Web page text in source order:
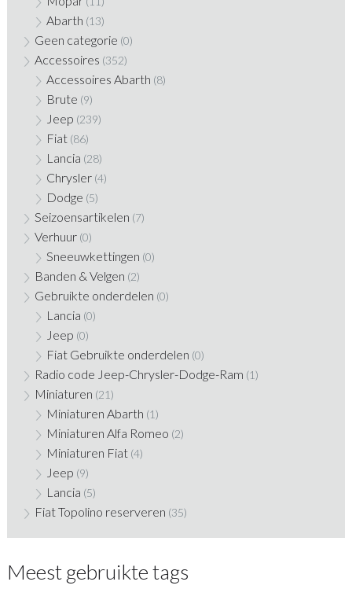
Abarth (13)
Geen categorie (0)
Accessoires (352)
Accessoires Abarth (8)
Brute (9)
Jeep (239)
Fiat (86)
Lancia (28)
Chrysler (4)
Dodge (5)
Seizoensartikelen (7)
Verhuur (0)
Sneeuwkettingen (0)
Banden & Velgen (2)
Gebruikte onderdelen (0)
Lancia (0)
Jeep (0)
Fiat Gebruikte onderdelen (0)
Radio code Jeep-Chrysler-Dodge-Ram (1)
Miniaturen (21)
Miniaturen Abarth (1)
Miniaturen Alfa Romeo (2)
Miniaturen Fiat (4)
Jeep (9)
Lancia (5)
Fiat Topolino reserveren (35)
Meest gebruikte tags